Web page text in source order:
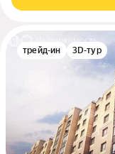
трейд-ин 3D-тур